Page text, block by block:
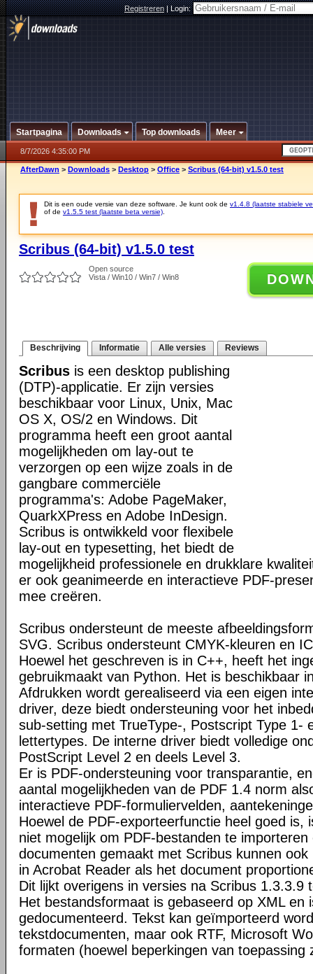
Registreren|Login:
Startpagina Downloads Top downloads Meer
8/7/2026 4:35:00 PM
AfterDawn > Downloads > Desktop > Office > Scribus (64-bit) v1.5.0 test
Dit is een oude versie van deze software. Je kunt ook de v1.4.8 (laatste stabiele
of de v1.5.5 test (laatste beta versie)
Scribus (64-bit) v1.5.0 test
Open source
Vista / Win10 / Win7 / Win8
Beschrijving Informatie Alle versies Reviews
Scribus is een desktop publishing
(DTP)-applicatie. Er zijn versies
beschikbaar voor Linux, Unix, Mac
OS X, OS/2 en Windows. Dit
programma heeft een groot aantal
mogelijkheden om lay-out te
verzorgen op een wijze zoals in de
gangbare commerciële
programma's: Adobe PageMaker,
QuarkXPress en Adobe InDesign.
Scribus is ontwikkeld voor flexibele
lay-out en typesetting, het biedt de
mogelijkheid professionele en drukklare
er ook geanimeerde en interactieve PDF-
mee creëren.
Scribus ondersteunt de meeste
SVG. Scribus ondersteunt CMYK-kleuren en
Hoewel het geschreven is in C++, heeft het
gebruikmaakt van Python. Het is beschikbaar
Afdrukken wordt gerealiseerd via een eigen
driver, deze biedt ondersteuning voor het
sub-setting met TrueType-, Postscript Type 1-
lettertypes. De interne driver biedt volledige
PostScript Level 2 en deels Level 3.
Er is PDF-ondersteuning voor transparantie,
aantal mogelijkheden van de PDF 1.4 norm
interactieve PDF-formuliervelden,
Hoewel de PDF-exporteerfunctie heel goed is,
niet mogelijk om PDF-bestanden te
documenten gemaakt met Scribus kunnen
in Acrobat Reader als het document
Dit lijkt overigens in versies na Scribus 1.3.3.9
Het bestandsformaat is gebaseerd op XML en
gedocumenteerd. Tekst kan geïmporteerd
tekstdocumenten, maar ook RTF, Microsoft
formaten (hoewel beperkingen van toepassing